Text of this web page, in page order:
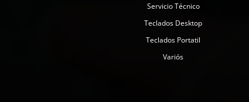
Servicio Técnico
Teclados Desktop
Teclados Portatil
Variós